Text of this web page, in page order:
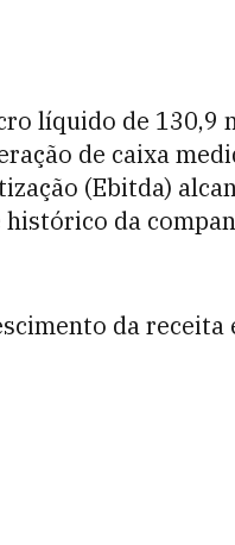
líquido de 130,9
de caixa
(Ebitda)
da
da